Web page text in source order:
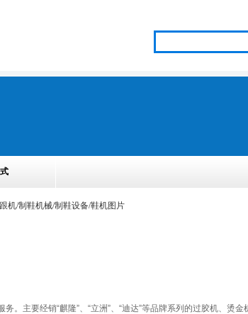
主要经销“麒隆”、“立洲”、“迪达”等品牌系列的过胶机、